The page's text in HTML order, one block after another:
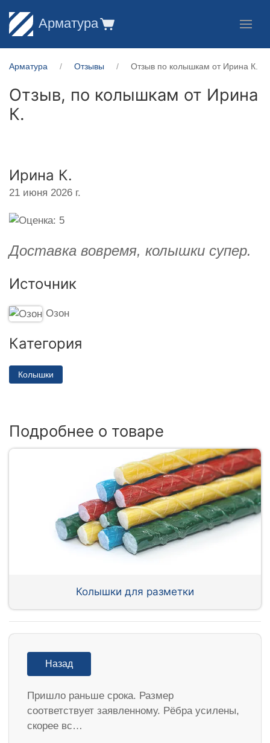
Арматура
Арматура Отзывы Отзыв по колышкам от Ирина К.
Отзыв, по колышкам от Ирина
К.
Ирина К.
21 июня 2026 г.
Доставка вовремя, колышки супер.
Источник
Озон
Категория
Колышки
Подробнее о товаре
Колышки для разметки
Назад
Пришло раньше срока. Размер
соответствует заявленному. Рёбра усилены,
скорее вс…